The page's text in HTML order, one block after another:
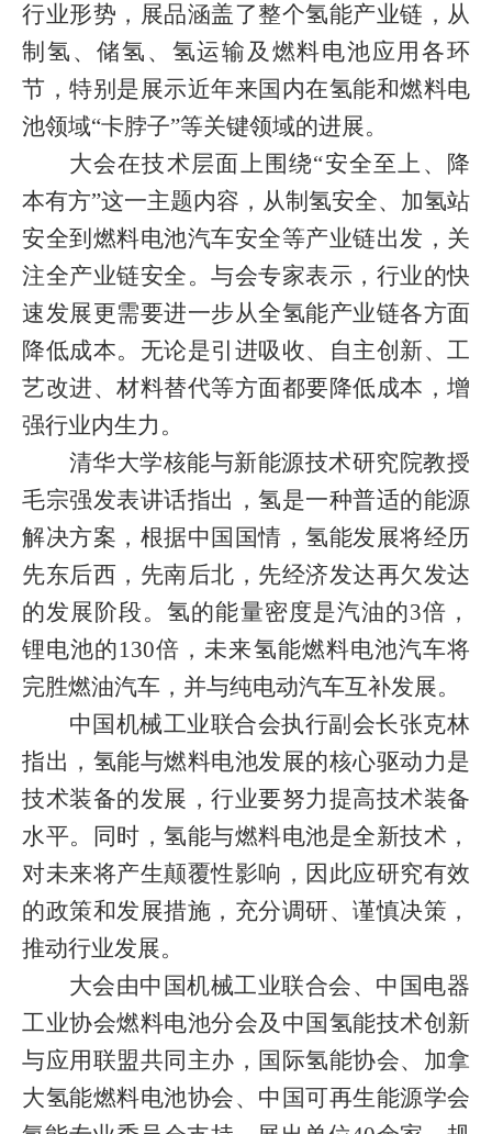
行业形势，展品涵盖了整个氢能产业链，从
制氢、储氢、氢运输及燃料电池应用各环
节，特别是展示近年来国内在氢能和燃料电
池领域“卡脖子”等关键领域的进展。
大会在技术层面上围绕“安全至上、降
本有方”这一主题内容，从制氢安全、加氢站
安全到燃料电池汽车安全等产业链出发，关
注全产业链安全。与会专家表示，行业的快
速发展更需要进一步从全氢能产业链各方面
降低成本。无论是引进吸收、自主创新、工
艺改进、材料替代等方面都要降低成本，增
强行业内生力。
清华大学核能与新能源技术研究院教授
毛宗强发表讲话指出，氢是一种普适的能源
解决方案，根据中国国情，氢能发展将经历
先东后西，先南后北，先经济发达再欠发达
的发展阶段。氢的能量密度是汽油的3倍，
锂电池的130倍，未来氢能燃料电池汽车将
完胜燃油汽车，并与纯电动汽车互补发展。
中国机械工业联合会执行副会长张克林
指出，氢能与燃料电池发展的核心驱动力是
技术装备的发展，行业要努力提高技术装备
水平。同时，氢能与燃料电池是全新技术，
对未来将产生颠覆性影响，因此应研究有效
的政策和发展措施，充分调研、谨慎决策，
推动行业发展。
大会由中国机械工业联合会、中国电器
工业协会燃料电池分会及中国氢能技术创新
与应用联盟共同主办，国际氢能协会、加拿
大氢能燃料电池协会、中国可再生能源学会